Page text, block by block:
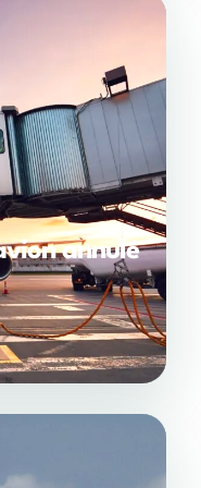
annulé